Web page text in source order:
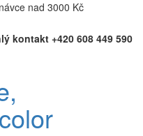
nad 3000 Kč
kontakt +420 608 449 590